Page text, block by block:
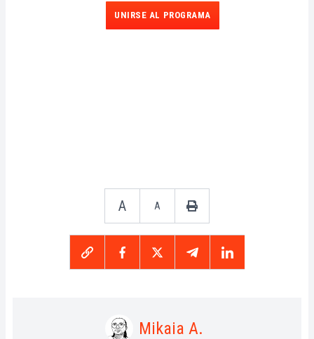
UNIRSE AL PROGRAMA
A A
Mikaia A.